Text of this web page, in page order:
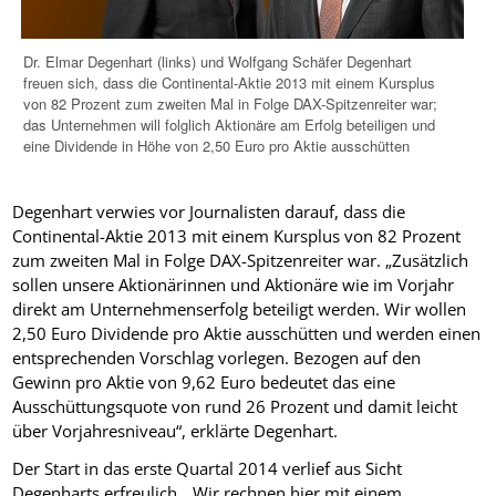
Dr. Elmar Degenhart (links) und Wolfgang Schäfer Degenhart
freuen sich, dass die Continental-Aktie 2013 mit einem Kursplus
von 82 Prozent zum zweiten Mal in Folge DAX-Spitzenreiter war;
das Unternehmen will folglich Aktionäre am Erfolg beteiligen und
eine Dividende in Höhe von 2,50 Euro pro Aktie ausschütten
Degenhart verwies vor Journalisten darauf, dass die
Continental-Aktie 2013 mit einem Kursplus von 82 Prozent
zum zweiten Mal in Folge DAX-Spitzenreiter war. „Zusätzlich
sollen unsere Aktionärinnen und Aktionäre wie im Vorjahr
direkt am Unternehmenserfolg beteiligt werden. Wir wollen
2,50 Euro Dividende pro Aktie ausschütten und werden einen
entsprechenden Vorschlag vorlegen. Bezogen auf den
Gewinn pro Aktie von 9,62 Euro bedeutet das eine
Ausschüttungsquote von rund 26 Prozent und damit leicht
über Vorjahresniveau“, erklärte Degenhart.
Der Start in das erste Quartal 2014 verlief aus Sicht